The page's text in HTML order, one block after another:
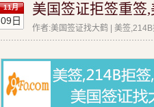
11月
09日
美国签证拒签重签
作者:美国签证找大鹤 | 美签